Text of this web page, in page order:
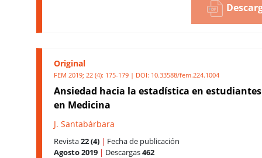
Original
FEM 2019; 22 (4): 175-179 | DOI: 10.33588/fem.224.1004
Ansiedad hacia la estadística en
en Medicina
J. Santabárbara
Revista22 (4) | Fecha de publicación
Agosto 2019 | Descargas462